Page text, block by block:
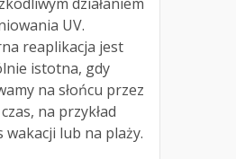
UV.
reaplikacja jest
istotna, gdy
na słońcu przez
na przykład
wakacji lub na plaży.